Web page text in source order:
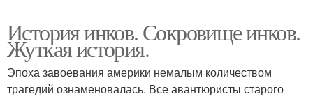
История инков. Сокровище инков.
Жуткая история.
Эпоха завоевания америки немалым количеством
трагедий ознаменовалась. Все авантюристы старого